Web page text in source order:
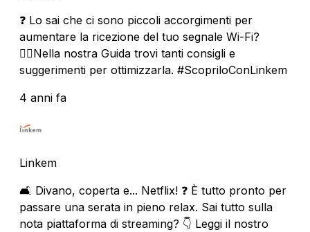
❓ Lo sai che ci sono piccoli accorgimenti per
aumentare la ricezione del tuo segnale Wi-Fi?
🏃‍♀️Nella nostra Guida trovi tanti consigli e
suggerimenti per ottimizzarla. #ScopriloConLinkem
4 anni fa
Linkem
🛋 Divano, coperta e... Netflix! ❓ È tutto pronto per
passare una serata in pieno relax. Sai tutto sulla
nota piattaforma di streaming? 👇 Leggi il nostro